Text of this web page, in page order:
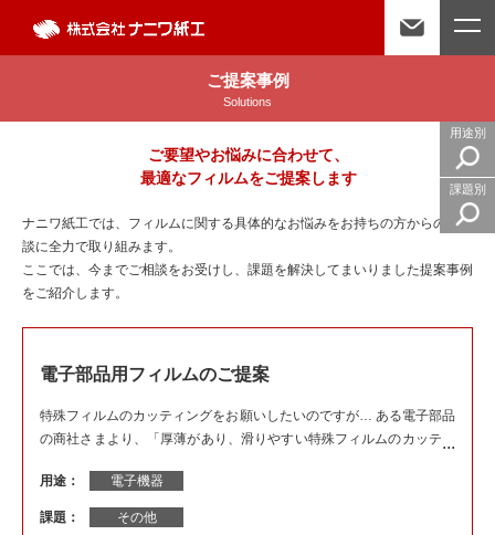
用途別
課題別
ご提案事例
Solutions
ご要望やお悩みに合わせて、
最適なフィルムをご提案します
ナニワ紙工では、フィルムに関する具体的なお悩みをお持ちの方からのご相
談に全力で取り組みます。
ここでは、今までご相談をお受けし、課題を解決してまいりました提案事例
をご紹介します。
電子部品用フィルムのご提案
特殊フィルムのカッティングをお願いしたいのですが… ある電子部品
の商社さまより、「厚薄があり、滑りやすい特殊フィルムのカッティ
用途：
電子機器
課題： その他